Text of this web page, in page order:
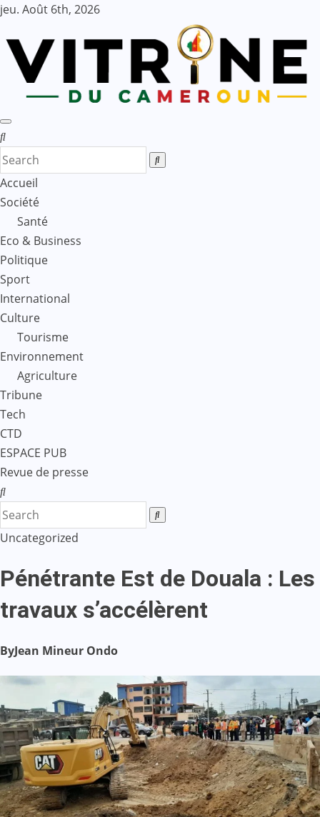
Skip
content
jeu. Août 6th, 2026
Accueil
Société
Santé
Eco & Business
Politique
Sport
International
Culture
Tourisme
Environnement
Agriculture
Tribune
Tech
CTD
ESPACE PUB
Revue de presse
Uncategorized
Pénétrante Est de Douala : Les
travaux s’accélèrent
ByJean Mineur Ondo